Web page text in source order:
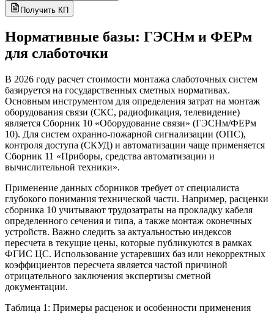
Получить КП
Нормативные базы: ГЭСНм и ФЕРм
для слаботочки
В 2026 году расчет стоимости монтажа слаботочных систем
базируется на государственных сметных нормативах.
Основным инструментом для определения затрат на монтаж
оборудования связи (СКС, радиофикация, телевидение)
является Сборник 10 «Оборудование связи» (ГЭСНм/ФЕРм
10). Для систем охранно-пожарной сигнализации (ОПС),
контроля доступа (СКУД) и автоматизации чаще применяется
Сборник 11 «Приборы, средства автоматизации и
вычислительной техники».
Применение данных сборников требует от специалиста
глубокого понимания технической части. Например, расценки
сборника 10 учитывают трудозатраты на прокладку кабеля
определенного сечения и типа, а также монтаж оконечных
устройств. Важно следить за актуальностью индексов
пересчета в текущие цены, которые публикуются в рамках
ФГИС ЦС. Использование устаревших баз или некорректных
коэффициентов пересчета является частой причиной
отрицательного заключения экспертизы сметной
документации.
Таблица 1: Примеры расценок и особенности применения